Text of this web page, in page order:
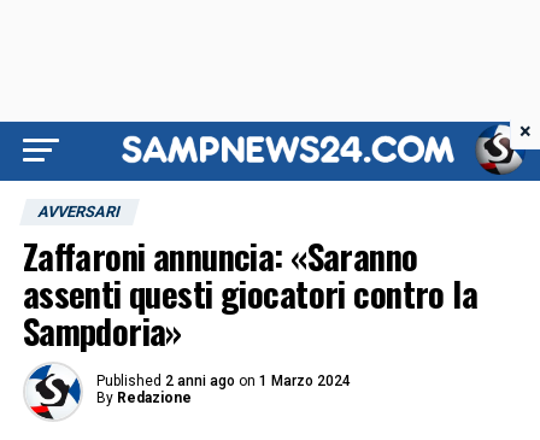
AVVERSARI
Zaffaroni annuncia: «Saranno
assenti questi giocatori contro la
Sampdoria»
Published 2 anni ago on 1 Marzo 2024
By Redazione
×